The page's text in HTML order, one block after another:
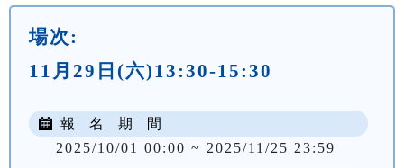
場次:
11月29日(六)13:30-15:30
報 名 期 間
2025/10/01 00:00 ~ 2025/11/25 23:59